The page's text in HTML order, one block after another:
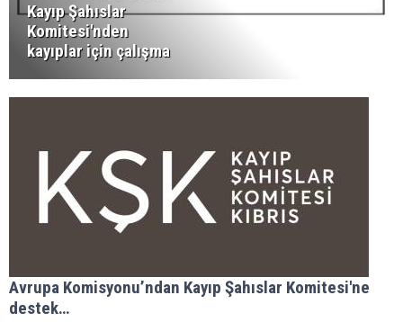
Kayıp Şahıslar
Komitesi'nden
kayıplar için çalışma
Avrupa Komisyonu’ndan Kayıp Şahıslar Komitesi'ne
destek…